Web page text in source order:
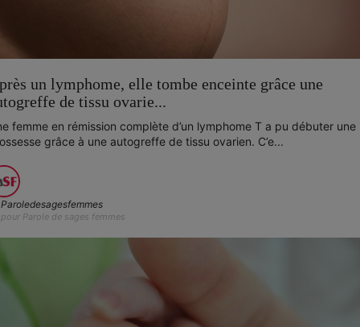
un lymphome, elle tombe enceinte grâce une
de tissu ovarie...
femme en rémission complète d’un lymphome T a pu débuter une
grâce à une autogreffe de tissu ovarien. C’e...
Paroledesagesfemmes
pour Parole de sages femmes